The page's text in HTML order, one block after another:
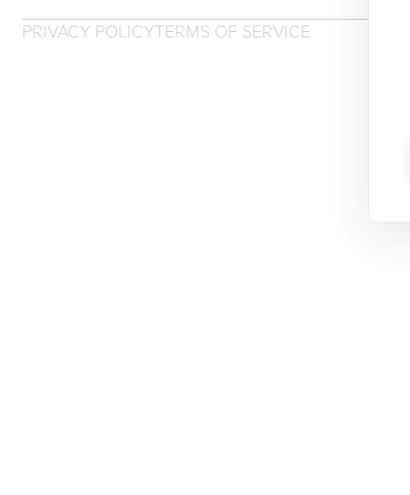
PRIVACY POLICYTERMS OF SERVICE